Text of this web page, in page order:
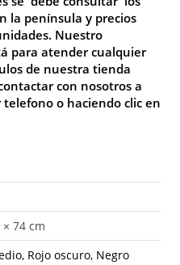
la península y precios
Nuestro
para atender cualquier
de nuestra tienda
con nosotros a
o haciendo clic en
× 74 cm
Rojo oscuro, Negro